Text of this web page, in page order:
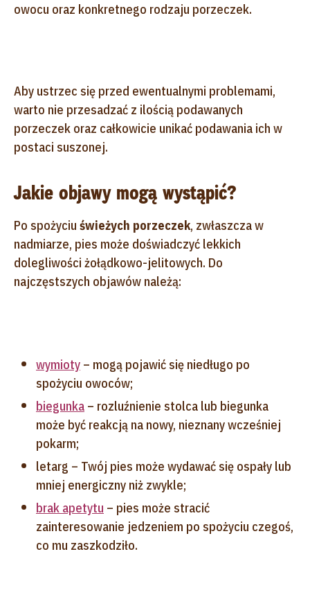
owocu oraz konkretnego rodzaju porzeczek.
Aby ustrzec się przed ewentualnymi problemami,
warto nie przesadzać z ilością podawanych
porzeczek oraz całkowicie unikać podawania ich w
postaci suszonej.
Jakie objawy mogą wystąpić?
Po spożyciu świeżych porzeczek, zwłaszcza w
nadmiarze, pies może doświadczyć lekkich
dolegliwości żołądkowo-jelitowych. Do
najczęstszych objawów należą:
wymioty – mogą pojawić się niedługo po
spożyciu owoców;
biegunka – rozluźnienie stolca lub biegunka
może być reakcją na nowy, nieznany wcześniej
pokarm;
letarg – Twój pies może wydawać się ospały lub
mniej energiczny niż zwykle;
brak apetytu – pies może stracić
zainteresowanie jedzeniem po spożyciu czegoś,
co mu zaszkodziło.